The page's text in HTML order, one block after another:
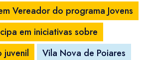
Vereador do programa Jovens
em iniciativas sobre
juvenil
Vila Nova de Poiares